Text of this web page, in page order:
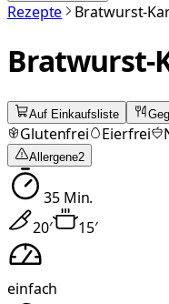
Rezepte Bratwurst-
Bratwurst-
Auf Einkaufsliste
Glutenfrei Eierfrei
Allergene2
35Min.
20′ 15′
einfach